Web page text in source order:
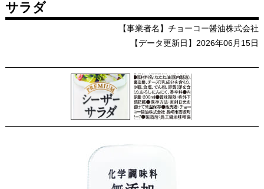
サラダ
【事業者名】チョーコー醤油株式会社
【データ更新日】2026年06月15日